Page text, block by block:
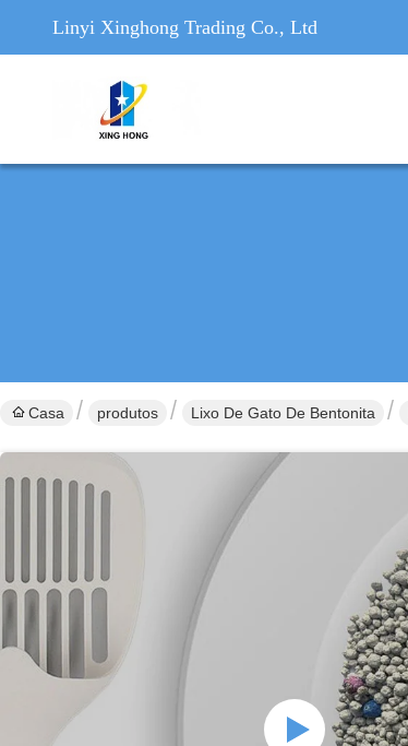
Linyi Xinghong Trading Co., Ltd
Casa produtos Lixo De Gato De Bentonita